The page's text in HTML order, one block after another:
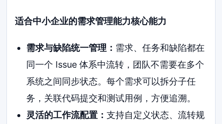
适合中小企业的需求管理能力核心能力
需求与缺陷统一管理： 需求、任务和缺陷都在
同一个 Issue 体系中流转，团队不需要在多个
系统之间同步状态。每个需求可以拆分子任
务，关联代码提交和测试用例，方便追溯。
灵活的工作流配置： 支持自定义状态、流转规